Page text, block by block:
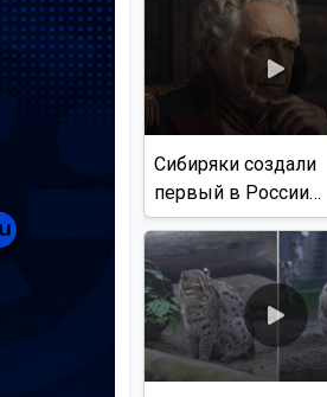
Сибиряки создали
первый в России
документальный
с использованием